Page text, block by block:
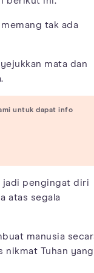
memang tak ada
mata dan
untuk dapat info
jadi pengingat diri
atas segala
manusia
nikmat Tuhan yang